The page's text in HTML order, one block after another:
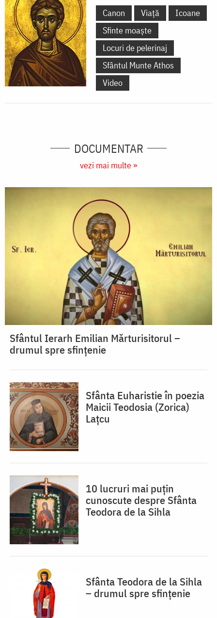
Canon Viață
Icoane
Sfinte moaște
Locuri de pelerinaj
Sfântul Munte Athos
Video
DOCUMENTAR
vezi mai multe »
Sfântul Ierarh Emilian Mărturisitorul –
drumul spre sfințenie
Sfânta Euharistie în poezia
Maicii Teodosia (Zorica)
Lațcu
10 lucruri mai puțin
cunoscute despre Sfânta
Teodora de la Sihla
Sfânta Teodora de la Sihla
– drumul spre sfințenie